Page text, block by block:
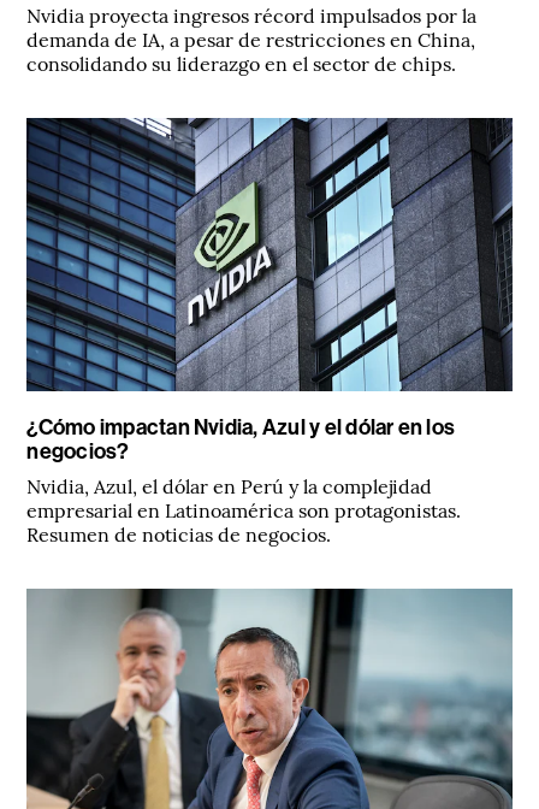
Nvidia proyecta ingresos récord impulsados por la
demanda de IA, a pesar de restricciones en China,
consolidando su liderazgo en el sector de chips.
¿Cómo impactan Nvidia, Azul y el dólar en los
negocios?
Nvidia, Azul, el dólar en Perú y la complejidad
empresarial en Latinoamérica son protagonistas.
Resumen de noticias de negocios.